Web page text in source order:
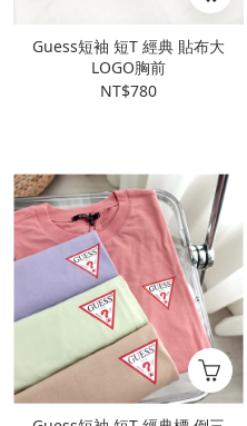
Guess短袖 短T 經典 貼布大
LOGO胸前
NT$780